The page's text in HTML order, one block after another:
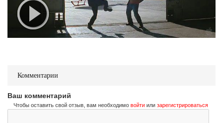
Комментарии
Ваш комментарий
Чтобы оставить свой отзыв, вам необходимо войти или зарегистрироваться